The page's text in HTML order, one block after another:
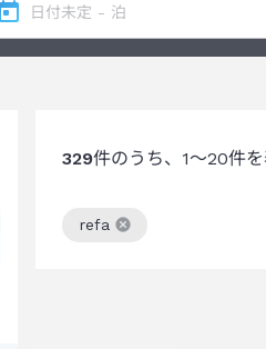
329件のうち、 1～20件
refa
この絞り込み条件を解除